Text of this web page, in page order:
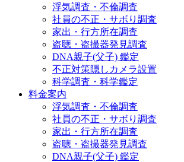
浮気調査・不倫調査
社員の不正・サボり調査
家出・行方所在調査
盗聴・盗撮器発見調査
DNA親子(父子) 鑑定
不正対策隠しカメラ設置
科学調査・科学鑑定
料金案内
浮気調査・不倫調査
社員の不正・サボり調査
家出・行方所在調査
盗聴・盗撮器発見調査
DNA親子(父子) 鑑定